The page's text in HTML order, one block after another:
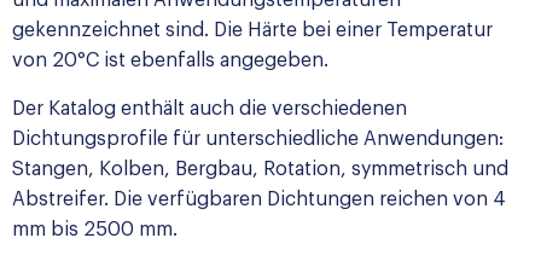
gekennzeichnet sind. Die Härte bei einer Temperatur
von 20°C ist ebenfalls angegeben.
Der Katalog enthält auch die verschiedenen
Dichtungsprofile für unterschiedliche Anwendungen:
Stangen, Kolben, Bergbau, Rotation, symmetrisch und
Abstreifer. Die verfügbaren Dichtungen reichen von 4
mm bis 2500 mm.